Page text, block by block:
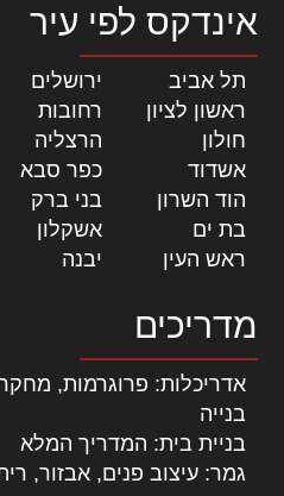
אינדקס לפי עיר
תל אביב ירושלים
ראשון לציון
רחובות
חולון
הרצליה
אשדוד
כפר סבא
הוד השרון
בני ברק
בת ים
אשקלון
ראש העין
יבנה
מדריכים
אדריכלות: פרוגרמות, מחקר
בנייה
בניית בית: המדריך המלא
גמר: עיצוב פנים, אבזור,